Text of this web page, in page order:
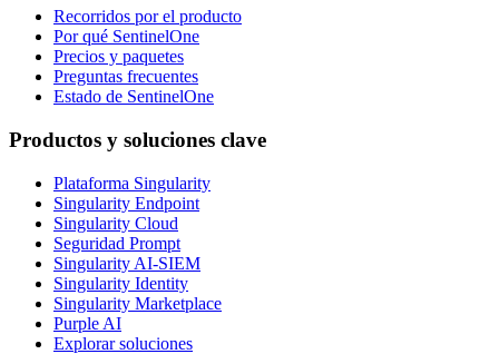
Recorridos por el producto
Por qué SentinelOne
Precios y paquetes
Preguntas frecuentes
Estado de SentinelOne
Productos y soluciones clave
Plataforma Singularity
Singularity Endpoint
Singularity Cloud
Seguridad Prompt
Singularity AI-SIEM
Singularity Identity
Singularity Marketplace
Purple AI
Explorar soluciones